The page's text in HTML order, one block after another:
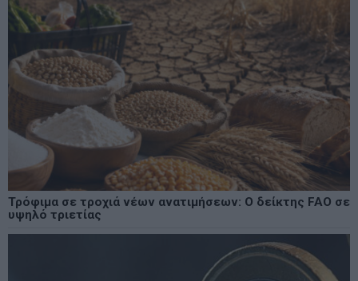
Τρόφιμα σε τροχιά νέων ανατιμήσεων: Ο δείκτης FAO σε
υψηλό τριετίας